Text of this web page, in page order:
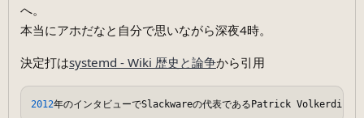
へ。
本当にアホだなと自分で思いながら深夜4時。
決定打はsystemd - Wiki 歴史と論争から引用
2012年のインタビューでSlackwareの代表であるPatrick Volkerdingは、